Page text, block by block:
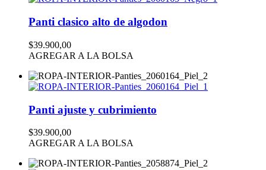
Panti clasico alto de algodon
$39.900,00
AGREGAR A LA BOLSA
Panti ajuste y cubrimiento
$39.900,00
AGREGAR A LA BOLSA